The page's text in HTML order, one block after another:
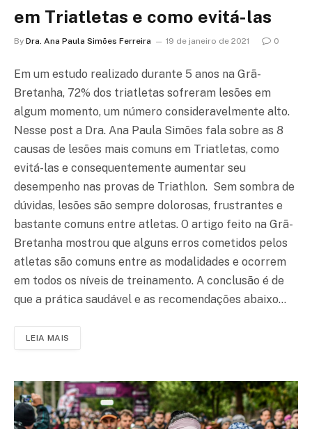
em Triatletas e como evitá-las
By Dra. Ana Paula Simões Ferreira 19 de janeiro de 2021 0
Em um estudo realizado durante 5 anos na Grã-
Bretanha, 72% dos triatletas sofreram lesões em
algum momento, um número consideravelmente alto.
Nesse post a Dra. Ana Paula Simões fala sobre as 8
causas de lesões mais comuns em Triatletas, como
evitá-las e consequentemente aumentar seu
desempenho nas provas de Triathlon. Sem sombra de
dúvidas, lesões são sempre dolorosas, frustrantes e
bastante comuns entre atletas. O artigo feito na Grã-
Bretanha mostrou que alguns erros cometidos pelos
atletas são comuns entre as modalidades e ocorrem
em todos os níveis de treinamento. A conclusão é de
que a prática saudável e as recomendações abaixo…
LEIA MAIS